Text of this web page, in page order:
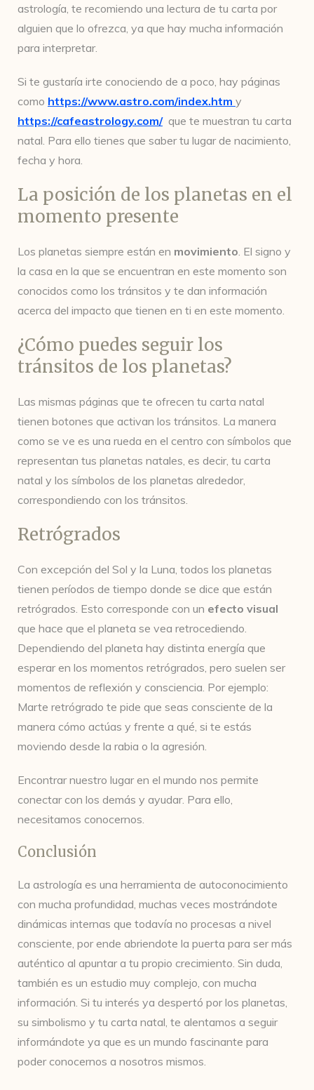
astrología, te recomiendo una lectura de tu carta por
alguien que lo ofrezca, ya que hay mucha información
para interpretar.
Si te gustaría irte conociendo de a poco, hay páginas
como https://www.astro.com/index.htm y
https://cafeastrology.com/que te muestran tu carta
natal. Para ello tienes que saber tu lugar de nacimiento,
fecha y hora.
La posición de los planetas en el
momento presente
Los planetas siempre están en movimiento. El signo y
la casa en la que se encuentran en este momento son
conocidos como los tránsitos y te dan información
acerca del impacto que tienen en ti en este momento.
¿Cómo puedes seguir los
tránsitos de los planetas?
Las mismas páginas que te ofrecen tu carta natal
tienen botones que activan los tránsitos. La manera
como se ve es una rueda en el centro con símbolos que
representan tus planetas natales, es decir, tu carta
natal y los símbolos de los planetas alrededor,
correspondiendo con los tránsitos.
Retrógrados
Con excepción del Sol y la Luna, todos los planetas
tienen períodos de tiempo donde se dice que están
retrógrados. Esto corresponde con un efecto visual
que hace que el planeta se vea retrocediendo.
Dependiendo del planeta hay distinta energía que
esperar en los momentos retrógrados, pero suelen ser
momentos de reflexión y consciencia. Por ejemplo:
Marte retrógrado te pide que seas consciente de la
manera cómo actúas y frente a qué, si te estás
moviendo desde la rabia o la agresión.
Encontrar nuestro lugar en el mundo nos permite
conectar con los demás y ayudar. Para ello,
necesitamos conocernos.
Conclusión
La astrología es una herramienta de autoconocimiento
con mucha profundidad, muchas veces mostrándote
dinámicas internas que todavía no procesas a nivel
consciente, por ende abriendote la puerta para ser más
auténtico al apuntar a tu propio crecimiento. Sin duda,
también es un estudio muy complejo, con mucha
información. Si tu interés ya despertó por los planetas,
su simbolismo y tu carta natal, te alentamos a seguir
informándote ya que es un mundo fascinante para
poder conocernos a nosotros mismos.